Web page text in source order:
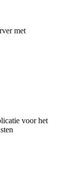
met
voor het